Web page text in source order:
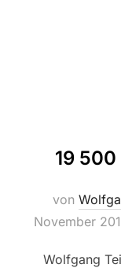
19
von
November
Wolfgang